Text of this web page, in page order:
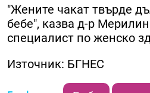
"Жените чакат твърде
бебе", казва д-р
специалист по женско
Източник: БГНЕС